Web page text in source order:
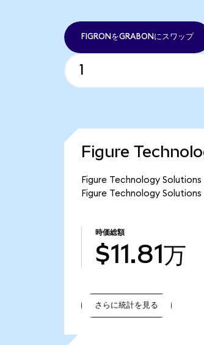
FIGRONをGRABONにスワップ
Figure
Figure Technology Solutions
Figure Technology Solutions
時価総額
$11.81万
さらに統計を見る